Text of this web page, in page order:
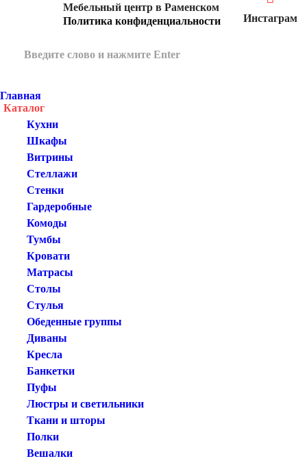
Мебельный центр в Раменском
Политика конфиденциальности
Инстаграм
Главная
Каталог
Кухни
Шкафы
Витрины
Стеллажи
Стенки
Гардеробные
Комоды
Тумбы
Кровати
Матрасы
Столы
Стулья
Обеденные группы
Диваны
Кресла
Банкетки
Пуфы
Люстры и светильники
Ткани и шторы
Полки
Вешалки